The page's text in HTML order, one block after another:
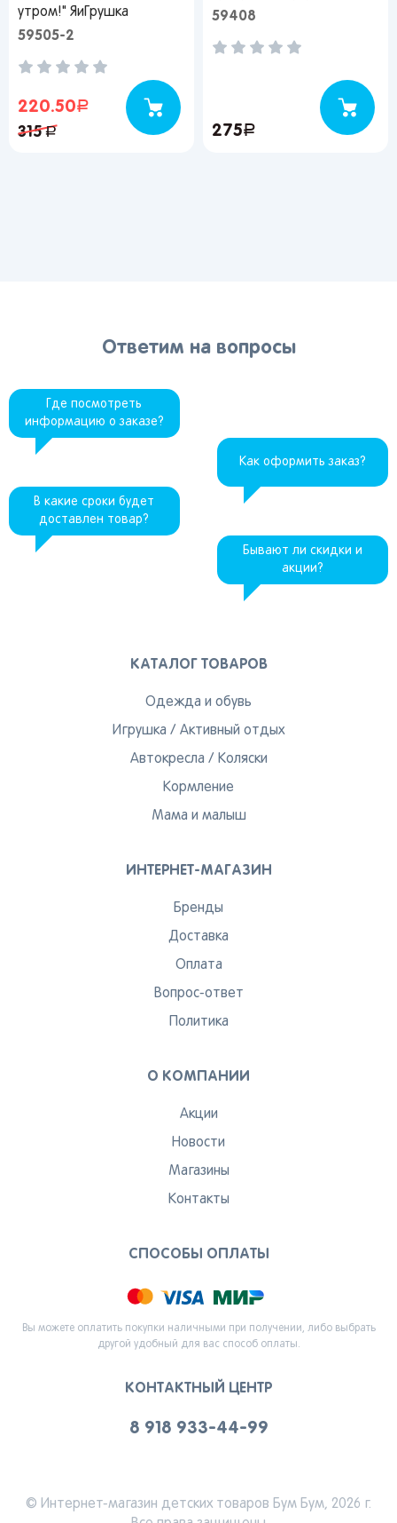
утром!" ЯиГрушка
59505-2
220.50руб.
315руб.
59408
275руб.
Ответим на вопросы
Где посмотреть
информацию о заказе?
Как оформить заказ?
В какие сроки будет
доставлен товар?
Бывают ли скидки и
акции?
КАТАЛОГ ТОВАРОВ
Одежда и обувь
Игрушка / Активный отдых
Автокресла / Коляски
Кормление
Мама и малыш
ИНТЕРНЕТ-МАГАЗИН
Бренды
Доставка
Оплата
Вопрос-ответ
Политика
О КОМПАНИИ
Акции
Новости
Магазины
Контакты
СПОСОБЫ ОПЛАТЫ
Вы можете оплатить покупки наличными при получении, либо выбрать
другой удобный для вас способ оплаты.
КОНТАКТНЫЙ ЦЕНТР
8 918 933-44-99
© Интернет-магазин детских товаров Бум Бум, 2026 г.